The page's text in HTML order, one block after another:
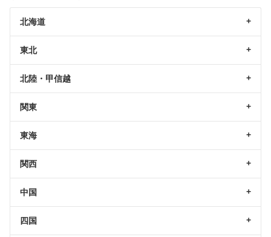
北海道
東北
北陸・甲信越
関東
東海
関西
中国
四国